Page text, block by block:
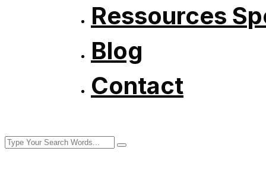
Ressources
Blog
Contact